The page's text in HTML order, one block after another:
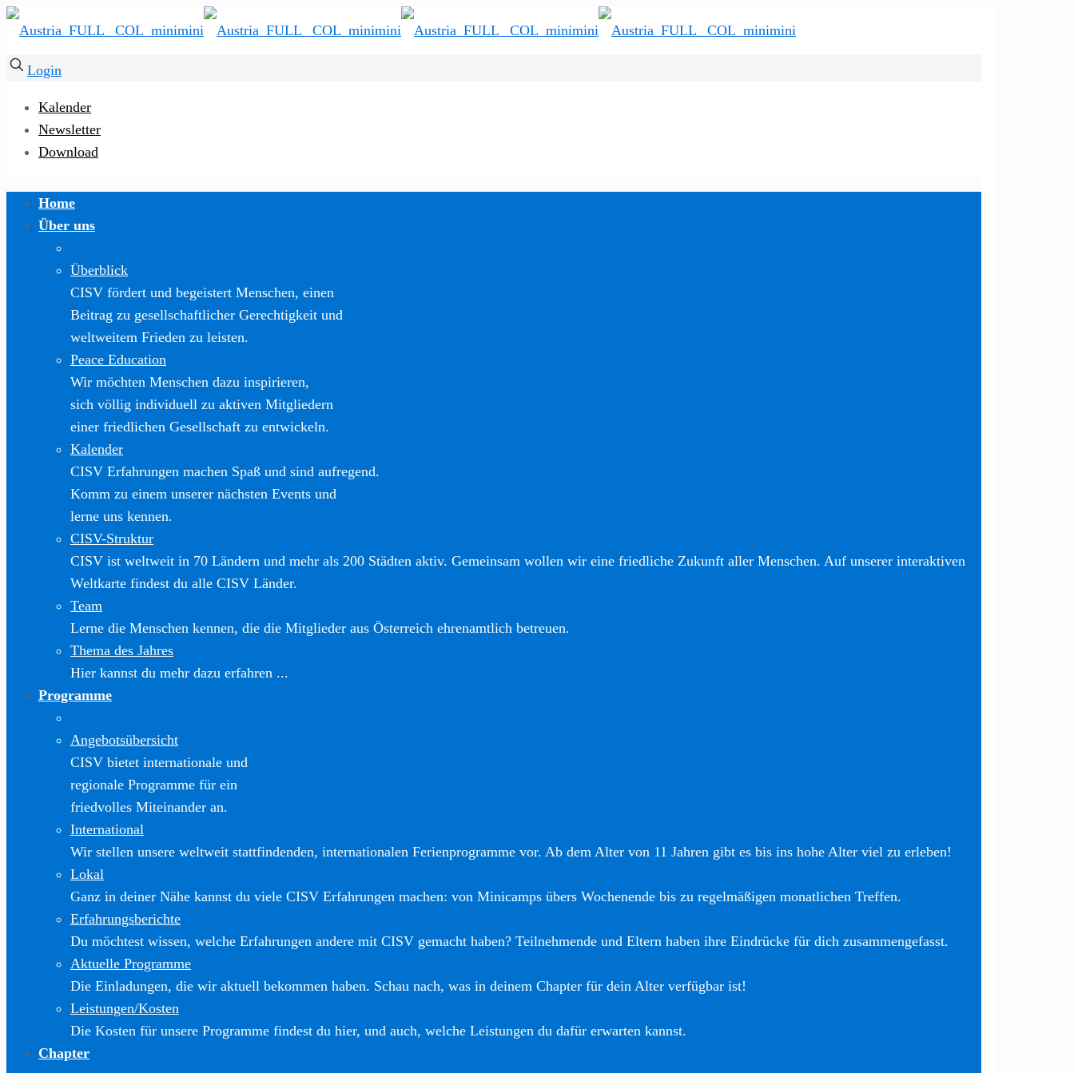
Login
Kalender
Newsletter
Download
Home
Über uns
Überblick
CISV fördert und begeistert Menschen, einen
Beitrag zu gesellschaftlicher Gerechtigkeit und
weltweitem Frieden zu leisten.
Peace Education
Wir möchten Menschen dazu inspirieren,
sich völlig individuell zu aktiven Mitgliedern
einer friedlichen Gesellschaft zu entwickeln.
Kalender
CISV Erfahrungen machen Spaß und sind aufregend.
Komm zu einem unserer nächsten Events und
lerne uns kennen.
CISV-Struktur
CISV ist weltweit in 70 Ländern und mehr als 200 Städten aktiv. Gemeinsam wollen wir eine friedliche Zukunft aller Menschen. Auf unserer interaktiven
Weltkarte findest du alle CISV Länder.
Team
Lerne die Menschen kennen, die die Mitglieder aus Österreich ehrenamtlich betreuen.
Thema des Jahres
Hier kannst du mehr dazu erfahren ...
Programme
Angebotsübersicht
CISV bietet internationale und
regionale Programme für ein
friedvolles Miteinander an.
International
Wir stellen unsere weltweit stattfindenden, internationalen Ferienprogramme vor. Ab dem Alter von 11 Jahren gibt es bis ins hohe Alter viel zu erleben!
Lokal
Ganz in deiner Nähe kannst du viele CISV Erfahrungen machen: von Minicamps übers Wochenende bis zu regelmäßigen monatlichen Treffen.
Erfahrungsberichte
Du möchtest wissen, welche Erfahrungen andere mit CISV gemacht haben? Teilnehmende und Eltern haben ihre Eindrücke für dich zusammengefasst.
Aktuelle Programme
Die Einladungen, die wir aktuell bekommen haben. Schau nach, was in deinem Chapter für dein Alter verfügbar ist!
Leistungen/Kosten
Die Kosten für unsere Programme findest du hier, und auch, welche Leistungen du dafür erwarten kannst.
Chapter